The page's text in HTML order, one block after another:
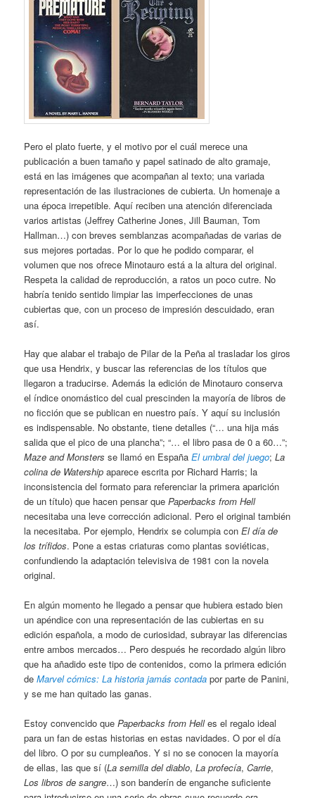
Pero el plato fuerte, y el motivo por el cuál merece una
publicación a buen tamaño y papel satinado de alto gramaje,
está en las imágenes que acompañan al texto; una variada
representación de las ilustraciones de cubierta. Un homenaje a
una época irrepetible. Aquí reciben una atención diferenciada
varios artistas (Jeffrey Catherine Jones, Jill Bauman, Tom
Hallman…) con breves semblanzas acompañadas de varias de
sus mejores portadas. Por lo que he podido comparar, el
volumen que nos ofrece Minotauro está a la altura del original.
Respeta la calidad de reproducción, a ratos un poco cutre. No
habría tenido sentido limpiar las imperfecciones de unas
cubiertas que, con un proceso de impresión descuidado, eran
así.
Hay que alabar el trabajo de Pilar de la Peña al trasladar los giros
que usa Hendrix, y buscar las referencias de los títulos que
llegaron a traducirse. Además la edición de Minotauro conserva
el índice onomástico del cual prescinden la mayoría de libros de
no ficción que se publican en nuestro país. Y aquí su inclusión
es indispensable. No obstante, tiene detalles (“… una hija más
salida que el pico de una plancha”; “… el libro pasa de 0 a 60…”;
Maze and Monsters se llamó en EspañaEl umbral del juego;La
colina de Watership aparece escrita por Richard Harris; la
inconsistencia del formato para referenciar la primera aparición
de un título) que hacen pensar quePaperbacks from Hell
necesitaba una leve corrección adicional. Pero el original también
la necesitaba. Por ejemplo, Hendrix se columpia conEl día de
los trífidos. Pone a estas criaturas como plantas soviéticas,
confundiendo la adaptación televisiva de 1981 con la novela
original.
En algún momento he llegado a pensar que hubiera estado bien
un apéndice con una representación de las cubiertas en su
edición española, a modo de curiosidad, subrayar las diferencias
entre ambos mercados… Pero después he recordado algún libro
que ha añadido este tipo de contenidos, como la primera edición
deMarvel cómics: La historia jamás contada por parte de Panini,
y se me han quitado las ganas.
Estoy convencido quePaperbacks from Helles el regalo ideal
para un fan de estas historias en estas navidades. O por el día
del libro. O por su cumpleaños. Y si no se conocen la mayoría
de ellas, las que sí (La semilla del diablo,La profecía,Carrie,
Los libros de sangre…) son banderín de enganche suficiente